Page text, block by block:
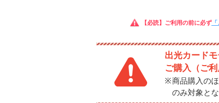
【必読】ご利用の前に必ず「
出光カード
ご購入（ご
商品購入の
のみ対象と